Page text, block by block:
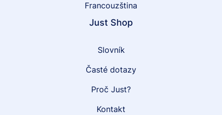
Francouzština
Just Shop
Slovník
Časté dotazy
Proč Just?
Kontakt